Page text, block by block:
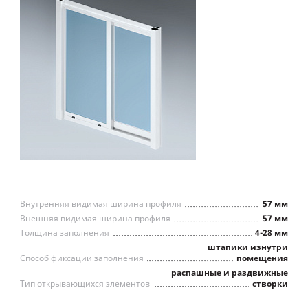
57 мм
Внутренняя видимая ширина профиля
57 мм
Внешняя видимая ширина профиля
4-28 мм
Толщина заполнения
штапики изнутри
помещения
Способ фиксации заполнения
распашные и раздвижные
створки
Тип открывающихся элементов